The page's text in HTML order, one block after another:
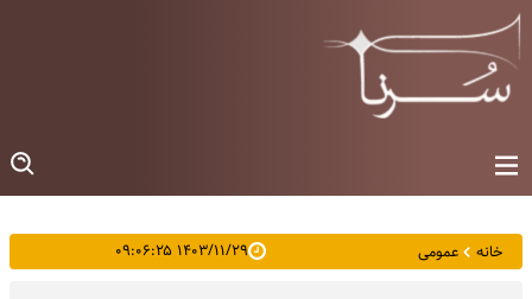
خانه عمومی ۱۴۰۳/۱۱/۲۹ ۰۹:۰۶:۲۵